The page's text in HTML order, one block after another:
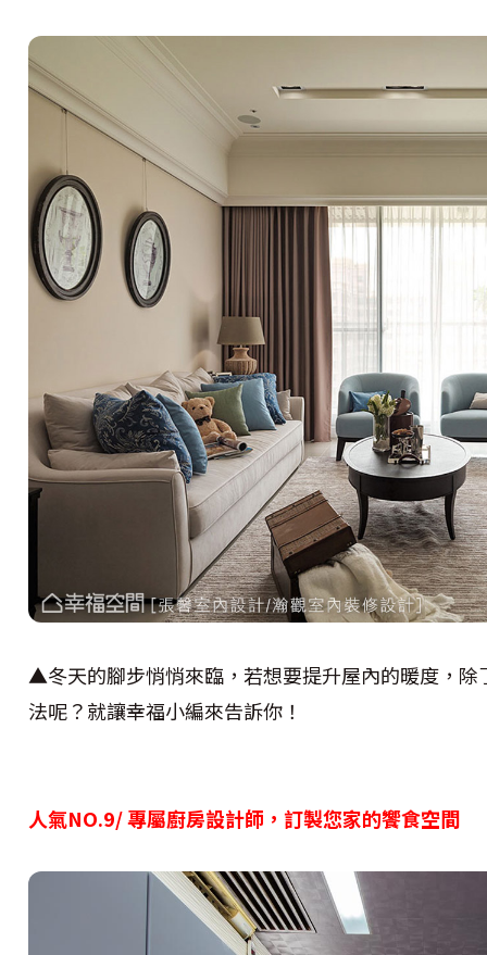
▲冬天的腳步悄悄來臨，若想要提升屋內的暖度，
法呢？就讓幸福小編來告訴你 ！
人氣NO.9/ 專屬廚房設計師，訂製您家的饗食空間